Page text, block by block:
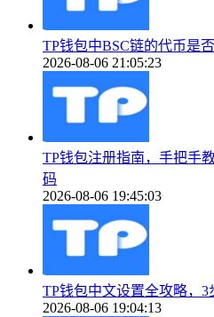
TP钱包中BSC链的代币是
2026-08-06 21:05:23
TP钱包注册指南，手把手
码
2026-08-06 19:45:03
TP钱包中文设置全攻略，
2026-08-06 19:04:13